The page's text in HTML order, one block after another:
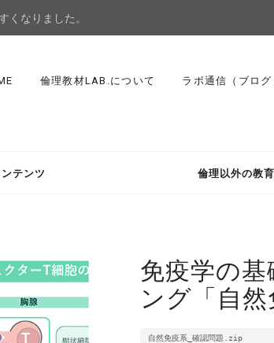
くなりました。
倫理教材LAB.について ラボ通信（ブログ
テンツ 倫理以外の教
免疫学の基
ング「自然
自然免疫系_確認問題.zip